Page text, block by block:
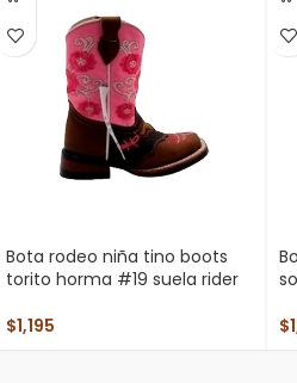
Bota rodeo niña tino boots
torito horma #19 suela rider
$1,195
$